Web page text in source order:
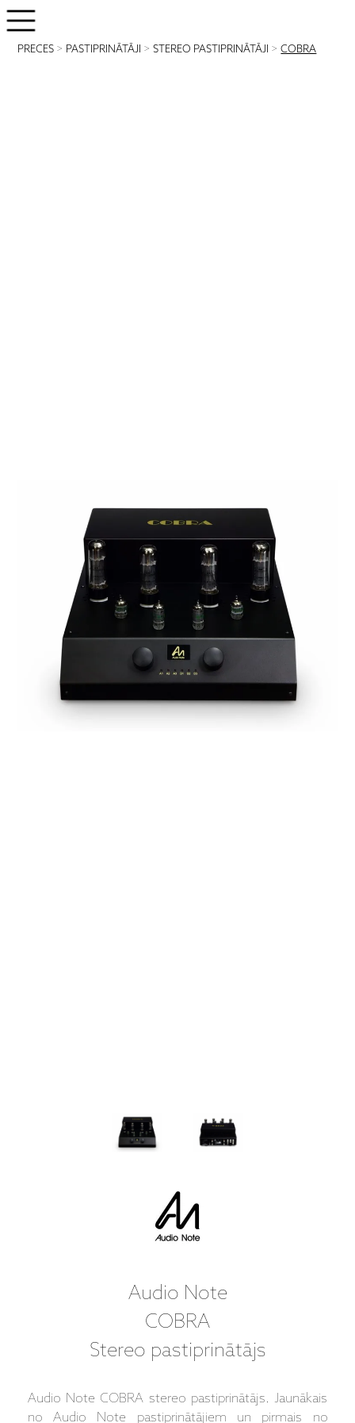
PRECES > PASTIPRINĀTĀJI >STEREO PASTIPRINĀTĀJI >COBRA
Audio Note
COBRA
Stereo pastiprinātājs
Audio Note COBRA stereo pastiprinātājs. Jaunākais
no Audio Note pastiprinātājiem un pirmais no